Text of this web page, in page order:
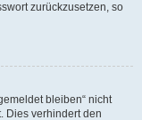
zurückzusetzen, so
bleiben“ nicht
Dies verhindert den